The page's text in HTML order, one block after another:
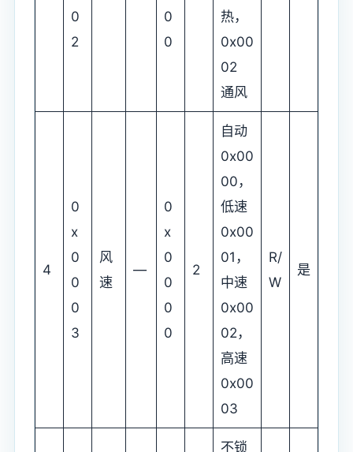
0
2
0
0
热，
0x00
02
通风
4
0
x
0
0
0
3
风
速
—
0
x
0
0
0
0
2
自动
0x00
00，
低速
0x00
01，
中速
0x00
02，
高速
0x00
03
R/
W
是
不锁